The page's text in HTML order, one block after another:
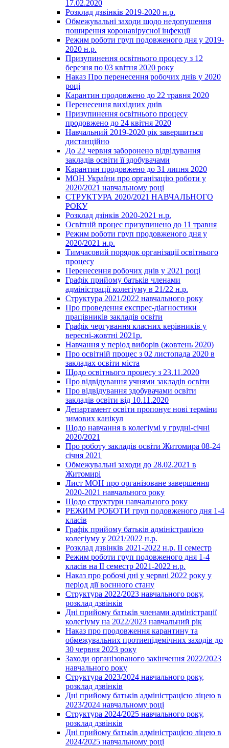
17.02.2020
Розклад дзвінків 2019-2020 н.р.
Обмежувальні заходи щодо недопушення
поширення коронавірусної інфекції
Режим роботи груп подовженого дня у 2019-
2020 н.р.
Призупинення освітнього процесу з 12
березня по 03 квітня 2020 року
Наказ Про перенесення робочих днів у 2020
році
Карантин продовжено до 22 травня 2020
Перенесення вихідних днів
Призупинення освітнього процесу
продовжено до 24 квітня 2020
Навчальний 2019-2020 рік завершиться
дистанційно
До 22 червня заборонено відвідування
закладів освіти її здобувачами
Карантин продовжено до 31 липня 2020
МОН України про організацію роботи у
2020/2021 навчальному році
СТРУКТУРА 2020/2021 НАВЧАЛЬНОГО
РОКУ
Розклад дзінків 2020-2021 н.р.
Освітній процес призупинено до 11 травня
Режим роботи груп продовженого дня у
2020/2021 н.р.
Тимчасовий порядок організації освітнього
процесу
Перенесення робочих днів у 2021 році
Графік прийому батьків членами
адміністрації колегіуму в 21/22 н.р.
Структура 2021/2022 навчального року
Про проведення експрес-діагностики
працівників закладів освіти
Графік чергування класних керівників у
вересні-жовтні 2021р.
Навчання у період виборів (жовтень 2020)
Про освітній процес з 02 листопада 2020 в
закладах освіти міста
Щодо освітнього процесу з 23.11.2020
Про відвідування учнями закладів освіти
Про відвідування здобувачами освіти
закладів освіти від 10.11.2020
Департамент освіти пропонує нові терміни
зимових канікул
Щодо навчання в колегіумі у грудні-січні
2020/2021
Про роботу закладів освіти Житомира 08-24
січня 2021
Обмежувальні заходи до 28.02.2021 в
Житомирі
Лист МОН про організоване завершення
2020-2021 навчального року
Щодо структури навчального року
РЕЖИМ РОБОТИ груп подовженого дня 1-4
класів
Графік прийому батьків адміністрацією
колегіуму у 2021/2022 н.р.
Розклад дзвінків 2021-2022 н.р. ІІ семестр
Режим роботи груп подовженого дня 1-4
класів на ІІ семестр 2021-2022 н.р.
Наказ про робочі дні у червні 2022 року у
період дії воєнного стану
Структура 2022/2023 навчального року,
розклад дзвінків
Дні прийому батьків членами адміністрації
колегіуму на 2022/2023 навчальний рік
Наказ про продовження карантину та
обмежувальних протиепідемічних заходів до
30 червня 2023 року
Заходи організованого закінчення 2022/2023
навчального року
Структура 2023/2024 навчального року,
розклад дзвінків
Дні прийому батьків адміністрацією ліцею в
2023/2024 навчальному році
Структура 2024/2025 навчального року,
розклад дзвінків
Дні прийому батьків адміністрацією ліцею в
2024/2025 навчальному році